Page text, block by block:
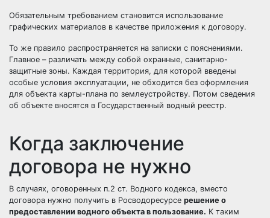
Обязательным требованием становится использование
графических материалов в качестве приложения к договору.
То же правило распространяется на записки с пояснениями.
Главное – различать между собой охранные, санитарно-
защитные зоны. Каждая территория, для которой введены
особые условия эксплуатации, не обходится без оформления
для объекта карты-плана по землеустройству. Потом сведения
об объекте вносятся в Государственный водный реестр.
Когда заключение
договора не нужно
В случаях, оговоренных п.2 ст. Водного кодекса, вместо
договора нужно получить в Росводоресурсе решение о
предоставлении водного объекта в пользование. К таким